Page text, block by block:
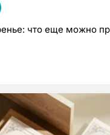
что еще можно